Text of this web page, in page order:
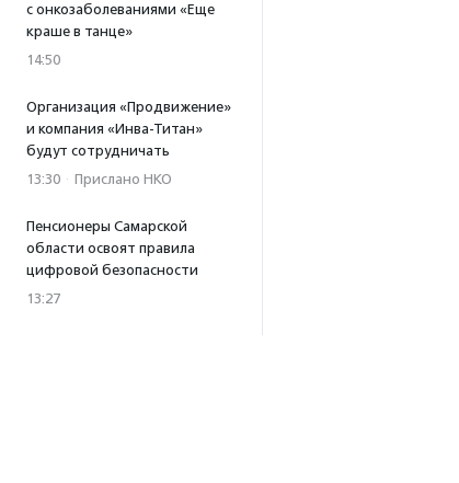
с онкозаболеваниями «Еще
краше в танце»
14:50
Организация «Продвижение»
и компания «Инва-Титан»
будут сотрудничать
13:30 · Прислано НКО
Пенсионеры Самарской
области освоят правила
цифровой безопасности
13:27